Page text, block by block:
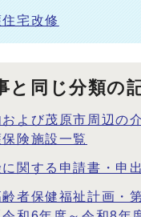
宅改修
と同じ分類の
よび茂原市周辺の
険施設一覧
関する申請書・申
者保健福祉計画・